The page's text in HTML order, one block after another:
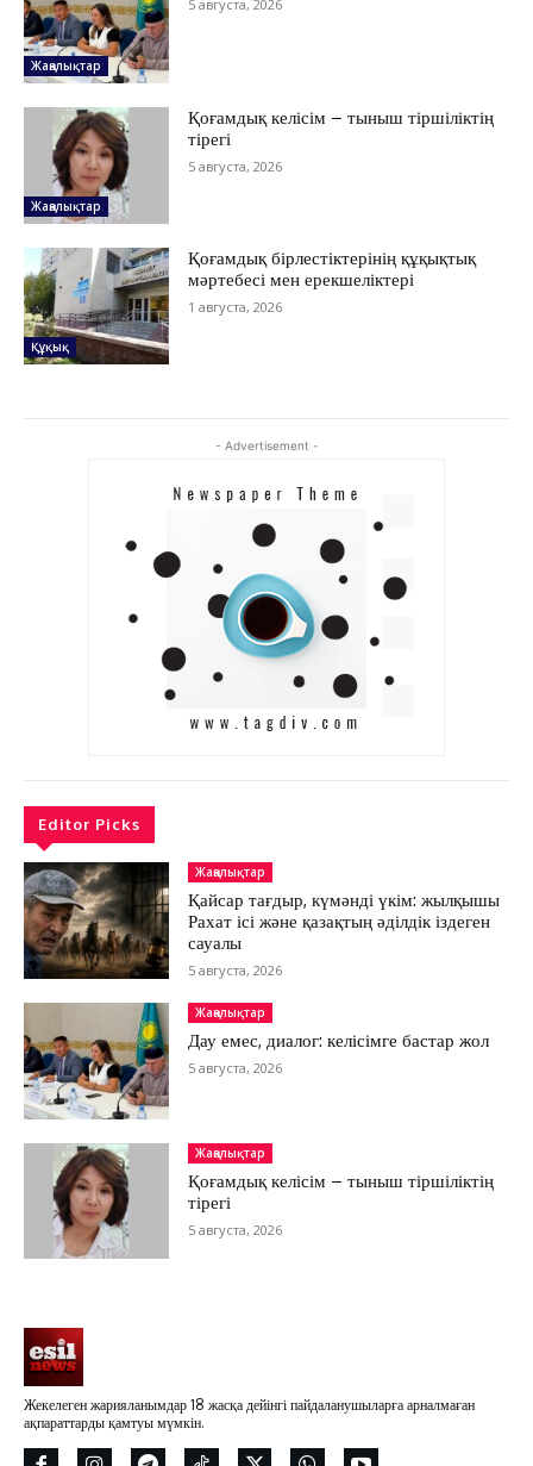
ЖАҢАЛЫҚТАР
ОҚИҒА
КӨЗҚАРАС
ЗЕРТТЕУ
Kokshetau
Байланыс
Жаңалықтар
5 августа, 2026
Жаңалықтар
Қоғамдық келісім – тыныш тіршіліктің
тірегі
5 августа, 2026
Құқық
Қоғамдық бірлестіктерінің құқықтық
мәртебесі мен ерекшеліктері
1 августа, 2026
- Advertisement -
Editor Picks
Жаңалықтар
Қайсар тағдыр, күмәнді үкім: жылқышы
Рахат ісі және қазақтың әділдік іздеген
сауалы
5 августа, 2026
Жаңалықтар
Дау емес, диалог: келісімге бастар жол
5 августа, 2026
Жаңалықтар
Қоғамдық келісім – тыныш тіршіліктің
тірегі
5 августа, 2026
Жекелеген жарияланымдар 18 жасқа дейінгі пайдаланушыларға арналмаған
ақпараттарды қамтуы мүмкін.